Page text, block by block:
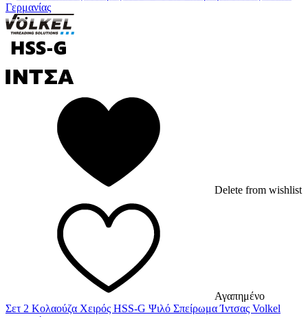
Delete from wishlist
Αγαπημένο
Σετ 2 Κολαούζα Χειρός HSS-G Ψιλό Σπείρωμα Ίντσας Volkel